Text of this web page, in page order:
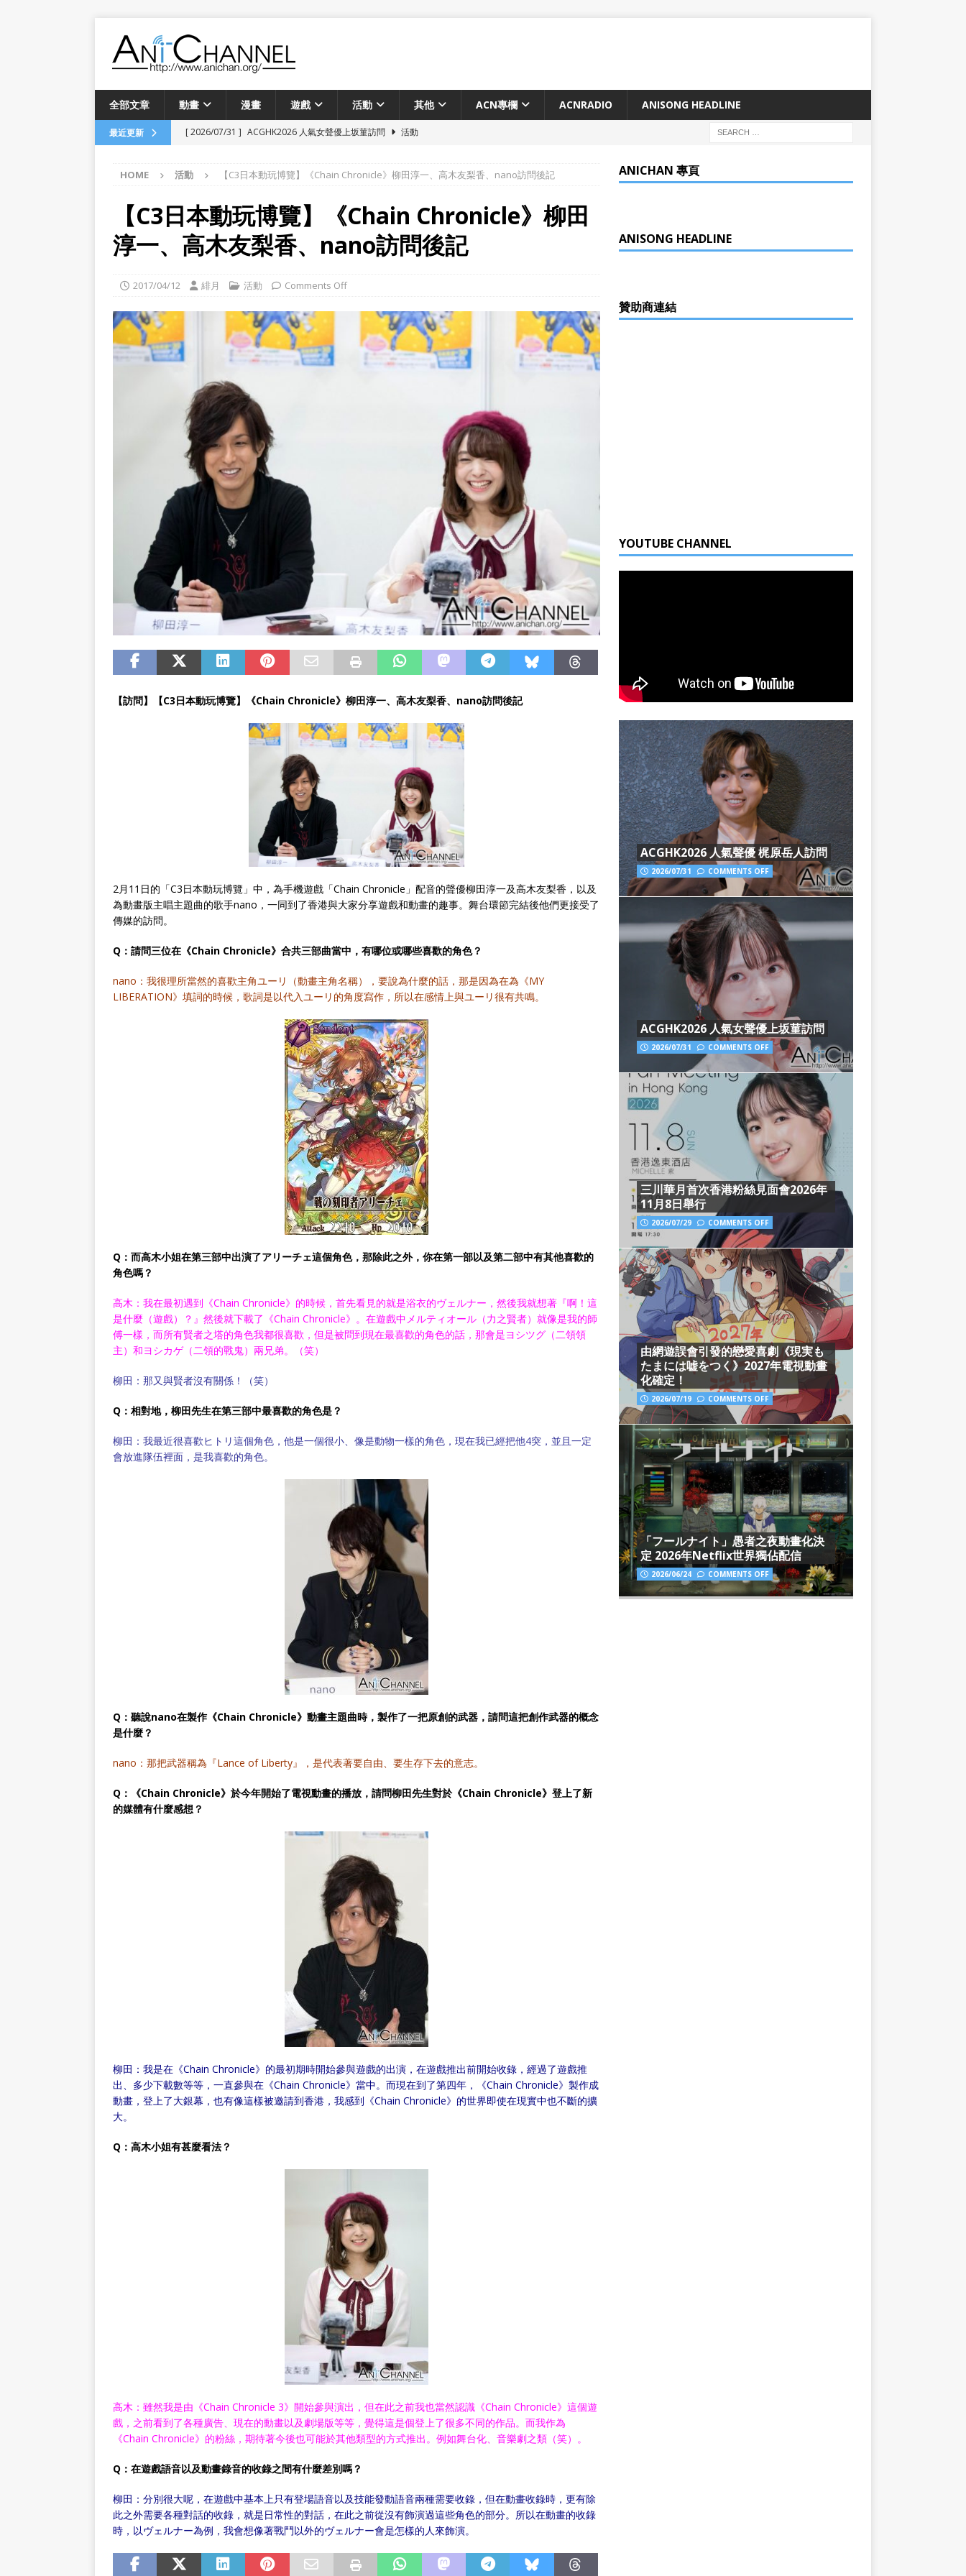
全部文章 動畫 漫畫 遊戲 活動 其他 ACN專欄 ACNRADIO ANISONG HEADLINE
最近更新 [ 2026/07/31 ] ACGHK2026 人氣女聲優上坂菫訪問
活動
[ 2026/07/19 ] 由網遊誤會引發的戀愛喜劇《現実もたまには嘘をつく》2027年電視動畫化確定！
[ 2026/06/24 ] 「フールナイト」愚者之夜動畫化決定 2026年Netflix世界獨佔配信
動畫
[ 2026/04/13 ] 菅沼千紗 FanMeeting in HongKong 5月10日舉辦
活動
[ 2026/03/03 ]
河森正治原創動畫電影《謎攻少女》 香港上映
[ 2025/09/14 ] Dreamer Fiesta 凝夢祭 宮本彩希訪問
活動
[ 2025/08/04 ] Luminous Lodge 05 嘉賓訪問 JUNGO 大談DJ和舞台演出
HOME 活動 【C3日本動玩博覽】《Chain Chronicle》柳田淳一、高木友梨香、nano訪問後記
【C3日本動玩博覽】《Chain Chronicle》柳田
淳一、高木友梨香、nano訪問後記
2017/04/12 緋月 活動 Comments Off
【訪問】【C3日本動玩博覽】《Chain Chronicle》柳田淳一、高木友梨香、nano訪問後記
2月11日的「C3日本動玩博覽」中，為手機遊戲「Chain Chronicle」配音的聲優柳田淳一及高木友梨香，以及
為動畫版主唱主題曲的歌手nano，一同到了香港與大家分享遊戲和動畫的趣事。舞台環節完結後他們更接受了
傳媒的訪問。
Q：請問三位在《Chain Chronicle》合共三部曲當中，有哪位或哪些喜歡的角色？
nano：我很理所當然的喜歡主角ユーリ（動畫主角名稱），要說為什麼的話，那是因為在為《MY
LIBERATION》填詞的時候，歌詞是以代入ユーリ的角度寫作，所以在感情上與ユーリ很有共鳴。
Q：而高木小姐在第三部中出演了アリーチェ這個角色，那除此之外，你在第一部以及第二部中有其他喜歡的
角色嗎？
高木：我在最初遇到《Chain Chronicle》的時候，首先看見的就是浴衣的ヴェルナー，然後我就想著『啊！這
是什麼（遊戲）？』然後就下載了《Chain Chronicle》。在遊戲中メルティオール（力之賢者）就像是我的師
傅一樣，而所有賢者之塔的角色我都很喜歡，但是被問到現在最喜歡的角色的話，那會是ヨシツグ（二領領
主）和ヨシカゲ（二領的戰鬼）兩兄弟。（笑）
柳田：那又與賢者沒有關係！（笑）
Q：相對地，柳田先生在第三部中最喜歡的角色是？
柳田：我最近很喜歡ヒトリ這個角色，他是一個很小、像是動物一樣的角色，現在我已經把他4突，並且一定
會放進隊伍裡面，是我喜歡的角色。
Q：聽說nano在製作《Chain Chronicle》動畫主題曲時，製作了一把原創的武器，請問這把創作武器的概念
是什麼？
nano：那把武器稱為『Lance of Liberty』，是代表著要自由、要生存下去的意志。
Q：《Chain Chronicle》於今年開始了電視動畫的播放，請問柳田先生對於《Chain Chronicle》登上了新
的媒體有什麼感想？
柳田：我是在《Chain Chronicle》的最初期時開始參與遊戲的出演，在遊戲推出前開始收錄，經過了遊戲推
出、多少下載數等等，一直參與在《Chain Chronicle》當中。而現在到了第四年，《Chain Chronicle》製作成
動畫，登上了大銀幕，也有像這樣被邀請到香港，我感到《Chain Chronicle》的世界即使在現實中也不斷的擴
大。
Q：高木小姐有甚麼看法？
高木：雖然我是由《Chain Chronicle 3》開始參與演出，但在此之前我也當然認識《Chain Chronicle》這個遊
戲，之前看到了各種廣告、現在的動畫以及劇場版等等，覺得這是個登上了很多不同的作品。而我作為
《Chain Chronicle》的粉絲，期待著今後也可能於其他類型的方式推出。例如舞台化、音樂劇之類（笑）。
Q：在遊戲語音以及動畫錄音的收錄之間有什麼差別嗎？
柳田：分別很大呢，在遊戲中基本上只有登場語音以及技能發動語音兩種需要收錄，但在動畫收錄時，更有除
此之外需要各種對話的收錄，就是日常性的對話，在此之前從沒有飾演過這些角色的部分。所以在動畫的收錄
時，以ヴェルナー為例，我會想像著戰鬥以外的ヴェルナー會是怎樣的人來飾演。
ANICHAN 專頁
ANISONG HEADLINE
贊助商連結
YOUTUBE CHANNEL
ACGHK2026 人氣聲優 梶原岳人訪問
2026/07/31 COMMENTS OFF
ACGHK2026 人氣女聲優上坂菫訪問
2026/07/31 COMMENTS OFF
三川華月首次香港粉絲見面會2026年
11月8日舉行
2026/07/29 COMMENTS OFF
由網遊誤會引發的戀愛喜劇《現実も
たまには嘘をつく》2027年電視動畫
化確定！
2026/07/19 COMMENTS OFF
「フールナイト」愚者之夜動畫化決
定 2026年Netflix世界獨佔配信
2026/06/24 COMMENTS OFF